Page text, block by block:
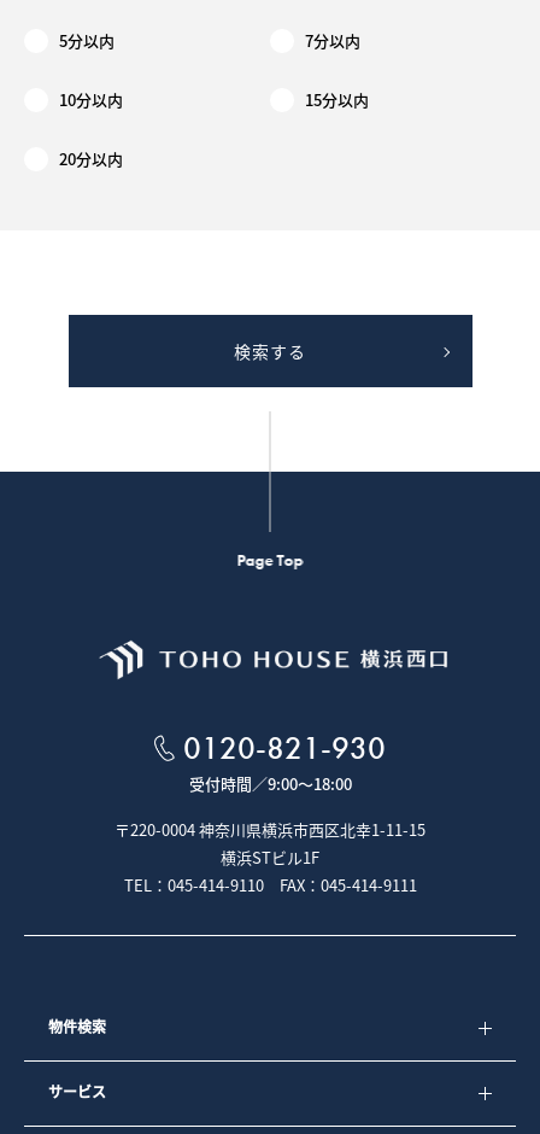
5分以内 7分以内
10分以内 15分以内
20分以内
検索する
Page Top
0120-821-930
受付時間／9:00～18:00
〒220-0004 神奈川県横浜市西区北幸1-11-15
横浜STビル1F
TEL：045-414-9110 FAX：045-414-9111
物件検索
サービス